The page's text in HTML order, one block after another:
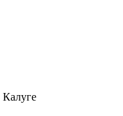
Калуге